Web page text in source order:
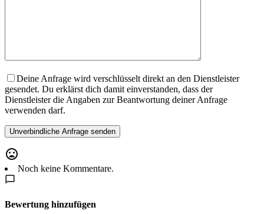
Deine Anfrage wird verschlüsselt direkt an den Dienstleister
gesendet. Du erklärst dich damit einverstanden, dass der
Dienstleister die Angaben zur Beantwortung deiner Anfrage
verwenden darf.
Noch keine Kommentare.
Bewertung hinzufügen